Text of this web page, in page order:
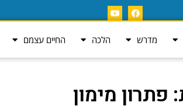
מדרש הלכה החיים עצמם
מימון